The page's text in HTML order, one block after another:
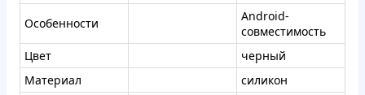
Особенности
Android-
совместимость
Цвет
черный
Материал
силикон